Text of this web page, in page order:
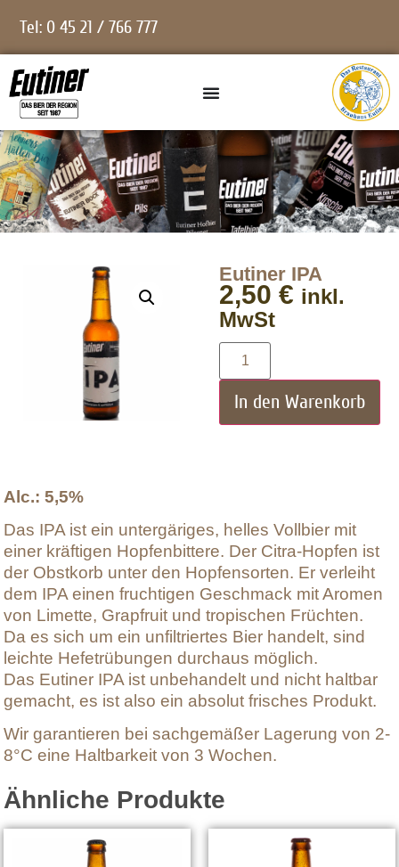
Tel: 0 45 21 / 766 777
Eutiner IPA
2,50 € inkl.
MwSt
In den Warenkorb
Alc.: 5,5%
Das IPA ist ein untergäriges, helles Vollbier mit
einer kräftigen Hopfenbittere. Der Citra-Hopfen ist
der Obstkorb unter den Hopfensorten. Er verleiht
dem IPA einen fruchtigen Geschmack mit Aromen
von Limette, Grapfruit und tropischen Früchten.
Da es sich um ein unfiltriertes Bier handelt, sind
leichte Hefetrübungen durchaus möglich.
Das Eutiner IPA ist unbehandelt und nicht haltbar
gemacht, es ist also ein absolut frisches Produkt.
Wir garantieren bei sachgemäßer Lagerung von 2-
8°C eine Haltbarkeit von 3 Wochen.
Ähnliche Produkte